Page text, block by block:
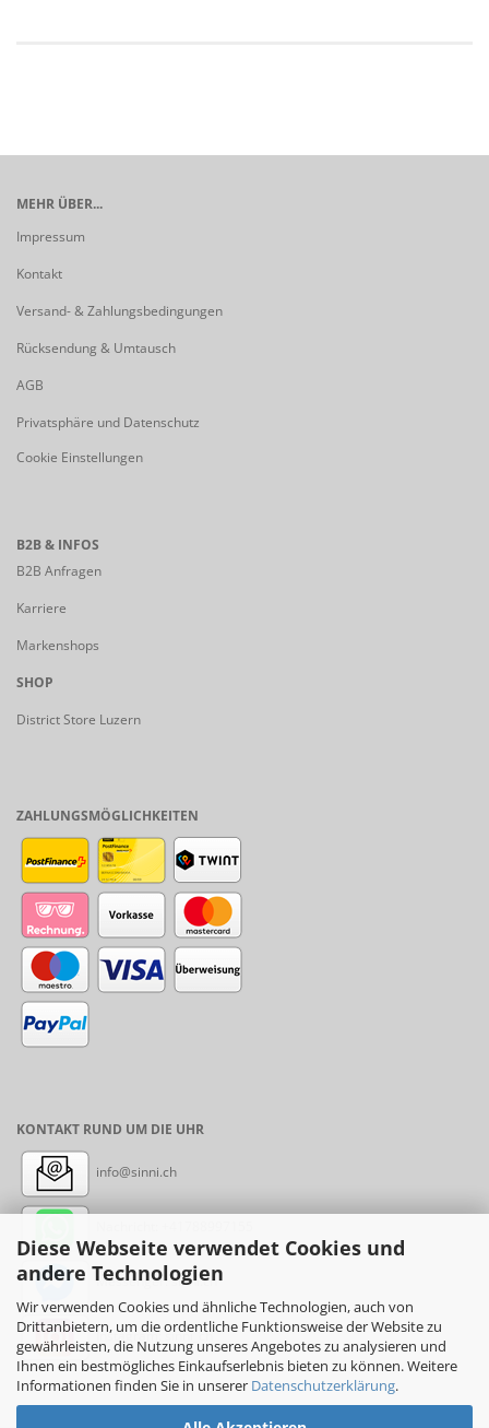
Diese Webseite verwendet Cookies und
andere Technologien
Wir verwenden Cookies und ähnliche Technologien, auch von
Drittanbietern, um die ordentliche Funktionsweise der Website zu
gewährleisten, die Nutzung unseres Angebotes zu analysieren und
Ihnen ein bestmögliches Einkaufserlebnis bieten zu können. Weitere
Informationen finden Sie in unserer Datenschutzerklärung.
MEHR ÜBER...
Impressum
Kontakt
Versand- & Zahlungsbedingungen
Rücksendung & Umtausch
AGB
Privatsphäre und Datenschutz
Cookie Einstellungen
B2B & INFOS
B2B Anfragen
Karriere
Markenshops
SHOP
District Store Luzern
ZAHLUNGSMÖGLICHKEITEN
KONTAKT RUND UM DIE UHR
info@sinni.ch
Messenger: sinni.ch
Instagram: sinni_ch